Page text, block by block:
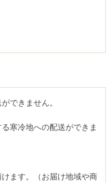
できません。
寒冷地への配送ができま
ます。（お届け地域や商